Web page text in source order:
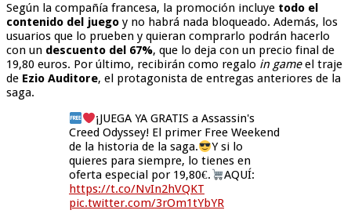
Según la compañía francesa, la promoción incluye todo el
contenido del juego y no habrá nada bloqueado. Además, los
usuarios que lo prueben y quieran comprarlo podrán hacerlo
con un descuento del 67%, que lo deja con un precio final de
19,80 euros. Por último, recibirán como regalo in gameel traje
de Ezio Auditore, el protagonista de entregas anteriores de la
saga.
¡JUEGA YA GRATIS a Assassin's
Creed Odyssey! El primer Free Weekend
de la historia de la saga.
Y si lo
quieres para siempre, lo tienes en
oferta especial por 19,80€.
AQUÍ:
https://t.co/NvIn2hVQKT
pic.twitter.com/3rOm1tYbYR